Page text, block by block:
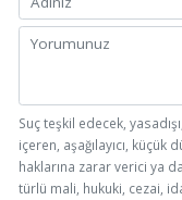
Suç teşkil edecek,
içeren, aşağılayıcı, küçük
haklarına zarar verici ya
türlü mali, hukuki, cezai,